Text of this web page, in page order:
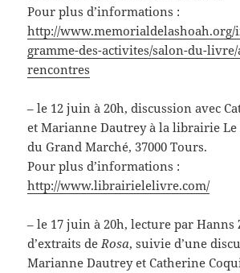
Pour plus d’informations :
http://
gramme-des-activites/salon-du-
rencontres
– le 12 juin à 20h, discussion avec
et Marianne Dautrey à la librairie Le
du Grand Marché, 37000 Tours.
Pour plus d’informations :
http://www.librairielelivre.com/
– le 17 juin à 20h, lecture par Hanns
d’extraits deRosa, suivie d’une
Marianne Dautrey et Catherine